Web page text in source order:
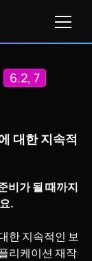
6.2, 7
대한 지속적
비가 될 때까지
.
한 지속적인 보
리케이션 재작
가격 확인하기